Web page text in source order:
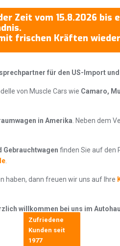
Zeit vom 15.8.2026
frischen Kräften
für den US-Import
von Muscle Cars wie Camaro,
in Amerika . Neben dem
Gebrauchtwagen finden Sie auf den
haben, dann freuen wir uns auf Ihre
willkommen bei uns im
Zufriedene
Kunden seit
1977